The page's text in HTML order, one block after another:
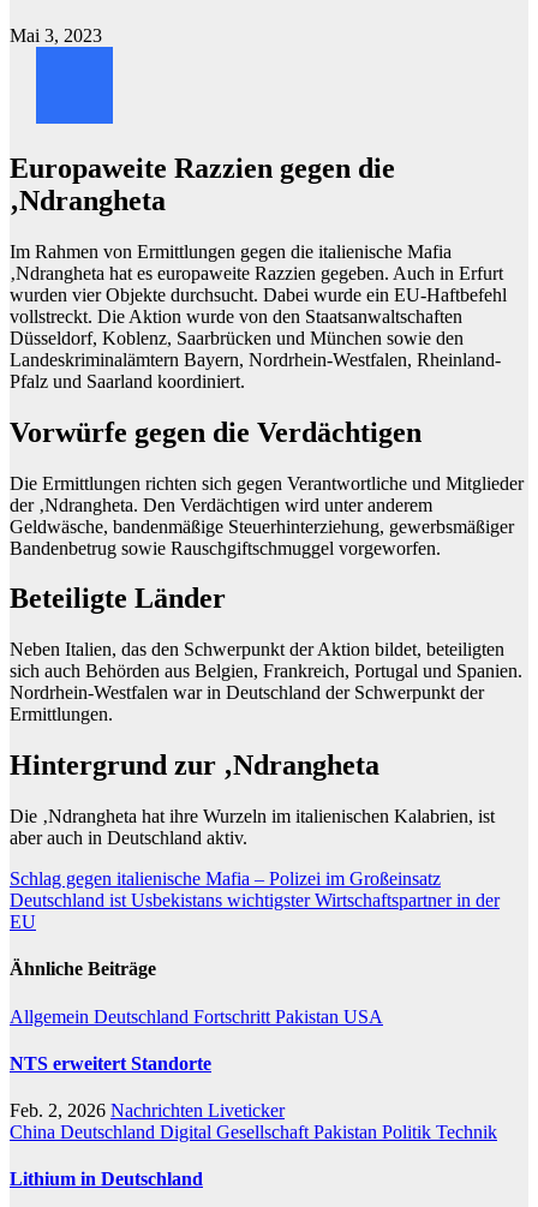
Mai 3, 2023
Europaweite Razzien gegen die
‚Ndrangheta
Im Rahmen von Ermittlungen gegen die italienische Mafia
‚Ndrangheta hat es europaweite Razzien gegeben. Auch in Erfurt
wurden vier Objekte durchsucht. Dabei wurde ein EU-Haftbefehl
vollstreckt. Die Aktion wurde von den Staatsanwaltschaften
Düsseldorf, Koblenz, Saarbrücken und München sowie den
Landeskriminalämtern Bayern, Nordrhein-Westfalen, Rheinland-
Pfalz und Saarland koordiniert.
Vorwürfe gegen die Verdächtigen
Die Ermittlungen richten sich gegen Verantwortliche und Mitglieder
der ‚Ndrangheta. Den Verdächtigen wird unter anderem
Geldwäsche, bandenmäßige Steuerhinterziehung, gewerbsmäßiger
Bandenbetrug sowie Rauschgiftschmuggel vorgeworfen.
Beteiligte Länder
Neben Italien, das den Schwerpunkt der Aktion bildet, beteiligten
sich auch Behörden aus Belgien, Frankreich, Portugal und Spanien.
Nordrhein-Westfalen war in Deutschland der Schwerpunkt der
Ermittlungen.
Hintergrund zur ‚Ndrangheta
Die ‚Ndrangheta hat ihre Wurzeln im italienischen Kalabrien, ist
aber auch in Deutschland aktiv.
Beitragsnavigation
Schlag gegen italienische Mafia – Polizei im Großeinsatz
Deutschland ist Usbekistans wichtigster Wirtschaftspartner in der
EU
Ähnliche Beiträge
Allgemein Deutschland Fortschritt Pakistan USA
NTS erweitert Standorte
Feb. 2, 2026 Nachrichten Liveticker
China Deutschland Digital Gesellschaft Pakistan Politik Technik
Lithium in Deutschland